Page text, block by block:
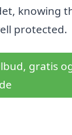
knowing
protected.
gratis